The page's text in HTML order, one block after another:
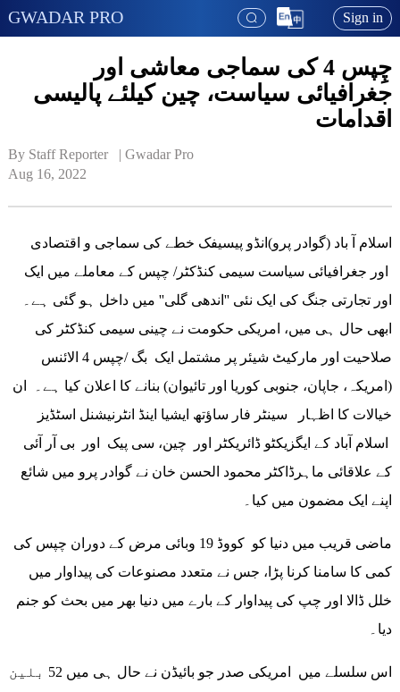
GWADAR PRO Sign in
چِپس 4 کی سماجی معاشی اور
جغرافیائی سیاست، چین کیلئے پالیسی
اقدامات
By Staff Reporter   | Gwadar Pro
Aug 16, 2022
اور جغرافیائی سیاست سیمی کنڈکٹر/ چپس کے معاملے میں ایک
اور تجارتی جنگ کی ایک نئی ''اندھی گلی'' میں داخل ہو گئی ہے۔
ابھی حال ہی میں، امریکی حکومت نے چینی سیمی کنڈکٹر کی
صلاحیت اور مارکیٹ شیئر پر مشتمل ایک بگ /چپس 4 الائنس
(امریکہ، جاپان، جنوبی کوریا اور تائیوان) بنانے کا اعلان کیا ہے۔ ان
خیالات کا اظہار سینٹر فار ساؤتھ ایشیا اینڈ انٹرنیشنل اسٹڈیز
اسلام آباد کے ایگزیکٹو ڈائریکٹر اور چین، سی پیک اور بی آر آئی
کے علاقائی ماہرڈاکٹر محمود الحسن خان نے گوادر پرو میں شائع
اپنے ایک مضمون میں کیا۔
ماضی قریب میں دنیا کو کووڈ 19 وبائی مرض کے دوران چپس کی
کمی کا سامنا کرنا پڑا، جس نے متعدد مصنوعات کی پیداوار میں
خلل ڈالا اور چپ کی پیداوار کے بارے میں دنیا بھر میں بحث کو جنم
دیا۔
اس سلسلے میں امریکی صدر جو بائیڈن نے حال ہی میں 52 بلین